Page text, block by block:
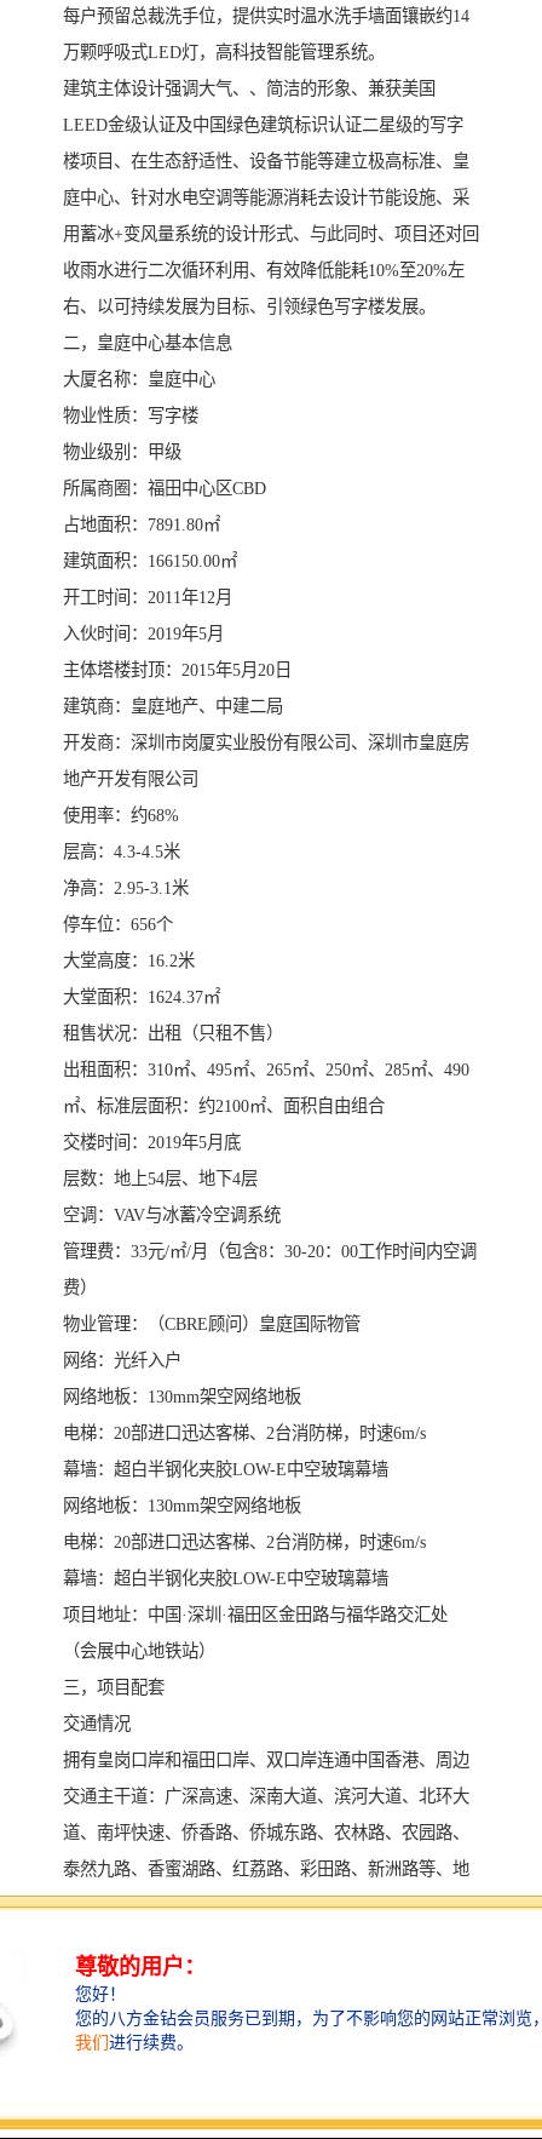
每户预留总裁洗手位，提供实时温水洗手墙面镶嵌约14
万颗呼吸式LED灯，高科技智能管理系统。
建筑主体设计强调大气、、简洁的形象、兼获美国
LEED金级认证及中国绿色建筑标识认证二星级的写字
楼项目、在生态舒适性、设备节能等建立极高标准、皇
庭中心、针对水电空调等能源消耗去设计节能设施、采
用蓄冰+变风量系统的设计形式、与此同时、项目还对回
收雨水进行二次循环利用、有效降低能耗10%至20%左
右、以可持续发展为目标、引领绿色写字楼发展。
二，皇庭中心基本信息
大厦名称：皇庭中心
物业性质：写字楼
物业级别：甲级
所属商圈：福田中心区CBD
占地面积：7891.80㎡
建筑面积：166150.00㎡
开工时间：2011年12月
入伙时间：2019年5月
主体塔楼封顶：2015年5月20日
建筑商：皇庭地产、中建二局
开发商：深圳市岗厦实业股份有限公司、深圳市皇庭房
地产开发有限公司
使用率：约68%
层高：4.3-4.5米
净高：2.95-3.1米
停车位：656个
大堂高度：16.2米
大堂面积：1624.37㎡
租售状况：出租（只租不售）
出租面积：310㎡、495㎡、265㎡、250㎡、285㎡、490
㎡、标准层面积：约2100㎡、面积自由组合
交楼时间：2019年5月底
层数：地上54层、地下4层
空调：VAV与冰蓄冷空调系统
管理费：33元/㎡/月（包含8：30-20：00工作时间内空调
费）
物业管理：（CBRE顾问）皇庭国际物管
网络：光纤入户
网络地板：130mm架空网络地板
电梯：20部进口迅达客梯、2台消防梯，时速6m/s
幕墙：超白半钢化夹胶LOW-E中空玻璃幕墙
网络地板：130mm架空网络地板
电梯：20部进口迅达客梯、2台消防梯，时速6m/s
幕墙：超白半钢化夹胶LOW-E中空玻璃幕墙
项目地址：中国·深圳·福田区金田路与福华路交汇处
（会展中心地铁站）
三，项目配套
交通情况
拥有皇岗口岸和福田口岸、双口岸连通中国香港、周边
交通主干道：广深高速、深南大道、滨河大道、北环大
道、南坪快速、侨香路、侨城东路、农林路、农园路、
泰然九路、香蜜湖路、红荔路、彩田路、新洲路等、地
铁1号线贯穿、还有地铁2号线、3号线、4号线、11号
配套设施
周边为现代国际大厦、大中华国际广场、喜来登酒店、
大中华国际金融中心、丽丝卡尔顿酒店、中洲大厦、卓
超市：商场：中心城、COCOPark、购物公园、皇庭广